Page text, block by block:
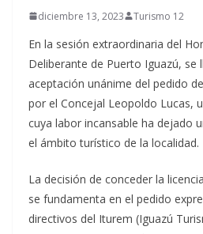
diciembre 13, 2023 Turismo 12
En la sesión extraordinaria del
Deliberante de Puerto Iguazú, se
aceptación unánime del pedido
por el Concejal Leopoldo Lucas,
cuya labor incansable ha dejado
el ámbito turístico de la localidad.
La decisión de conceder la
se fundamenta en el pedido
directivos del Iturem (Iguazú